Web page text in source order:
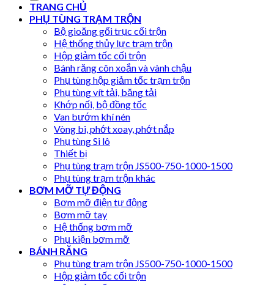
TRANG CHỦ
PHỤ TÙNG TRẠM TRỘN
Bộ gioăng gối trục cối trộn
Hệ thống thủy lực trạm trộn
Hộp giảm tốc cối trộn
Bánh răng côn xoắn và vành chậu
Phụ tùng hộp giảm tốc trạm trộn
Phụ tùng vít tải, băng tải
Khớp nối, bộ đồng tốc
Van bướm khí nén
Vòng bi, phớt xoay, phớt nắp
Phụ tùng Si lô
Thiết bị
Phụ tùng trạm trộn JS500-750-1000-1500
Phụ tùng trạm trộn khác
BƠM MỠ TỰ ĐỘNG
Bơm mỡ điện tự động
Bơm mỡ tay
Hệ thống bơm mỡ
Phụ kiện bơm mỡ
BÁNH RĂNG
Phụ tùng trạm trộn JS500-750-1000-1500
Hộp giảm tốc cối trộn